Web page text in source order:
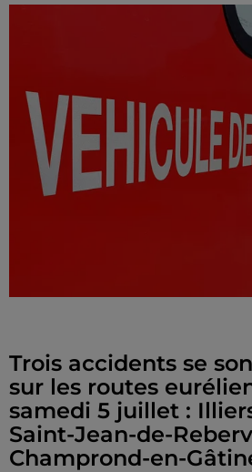
Trois accidents se
sur les routes
samedi 5 juillet :
Saint-Jean-de-
Champrond-en-